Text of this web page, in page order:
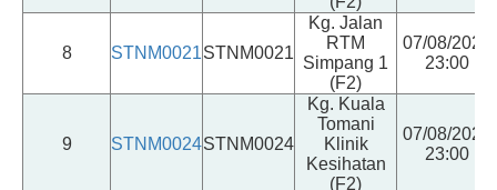
8 STNM0021STNM0021
Kg. Jalan
RTM
Simpang 1
(F2)
07/08/2026
23:00
9 STNM0024STNM0024
Kg. Kuala
Tomani
Klinik
Kesihatan
(F2)
07/08/2026
23:00